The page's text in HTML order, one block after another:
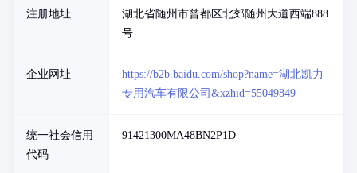
注册地址
湖北省随州市曾都区北郊随州大道西端888
号
企业网址
https://b2b.baidu.com/shop?name=湖北凯力
专用汽车有限公司&xzhid=55049849
统一社会信用
代码
91421300MA48BN2P1D